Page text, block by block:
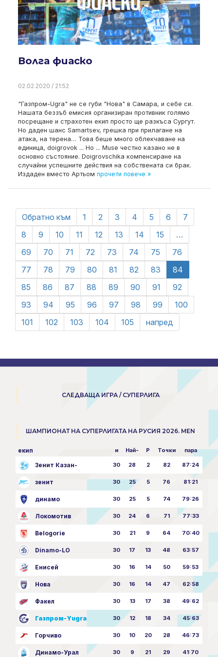
Волга фиаско
02.02.2020 / 21:52
"Газпром-Ugra" не се губи "Нова" в Самара, и себе си.
Нашата беззъб емисия организиран противник голямо
посрещане и страхотен екип просто ще разкъса Сургут.
Но даден шанс Samartsev, грешка при прилагане на
атака, на терена… Това беше много облекчаване на
единица, doigrovok ... Но ... Muse честно казано не в
основно състояние. Doigrovschika компенсиране на
случайни успешните действия на собствената си брак.
Издаден вместо Артьом прочети повече »
Обратно към 1 2 3 4 5 6
7
8
9 10 11 12 13 14 15
…
69
70 71 72 73 74 75
76
77
78 79 80 81 82 83
84
85
86 87 88 89 90 91
92
93
94 95 96 97 98 99
100
101
102 103 104 105 напред
СЛЕДВАЩА ИГРА / СУПЕРЛИГА
ШАМПИОНАТ НА СУПЕРЛИГАТА НА РУСИЯ 2026. MEN
екип и Най- P Точки пара
Зенит Казан- 30 28 2 82 87:24
зенит 30 25 5 76 81:21
динамо 30 25 5 74 79:26
Локомотив 30 24 6 71 77:33
Belogorie 30 21 9 64 70:40
Dinamo-LO 30 17 13 48 63:57
Енисей 30 16 14 50 59:53
Нова 30 16 14 47 62:58
Факел 30 13 17 38 49:62
Газпром-Yugra 30 12 18 34 45:63
Горчиво 30 10 20 28 46:73
Динамо-Урал 30 9 21 29 41:70